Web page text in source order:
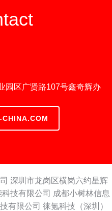
园区广贤路107号鑫奇辉办
CHINA.COM
深圳市龙岗区横岗六约星辉
技有限公司 成都小树林信息
有限公司 徕氪科技（深圳）